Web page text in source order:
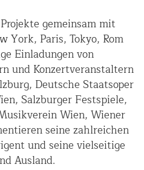
gemeinsam mit
York, Paris, Tokyo, Rom
Einladungen von
und Konzertveranstaltern
Deutsche Staatsoper
Salzburger Festspiele,
Wien, Wiener
seine zahlreichen
und seine vielseitige
Ausland.